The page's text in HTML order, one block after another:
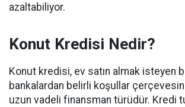
azaltabiliyor.
Konut Kredisi Nedir?
Konut kredisi, ev satın almak isteyen
bankalardan belirli koşullar
uzun vadeli finansman türüdür. Kredi